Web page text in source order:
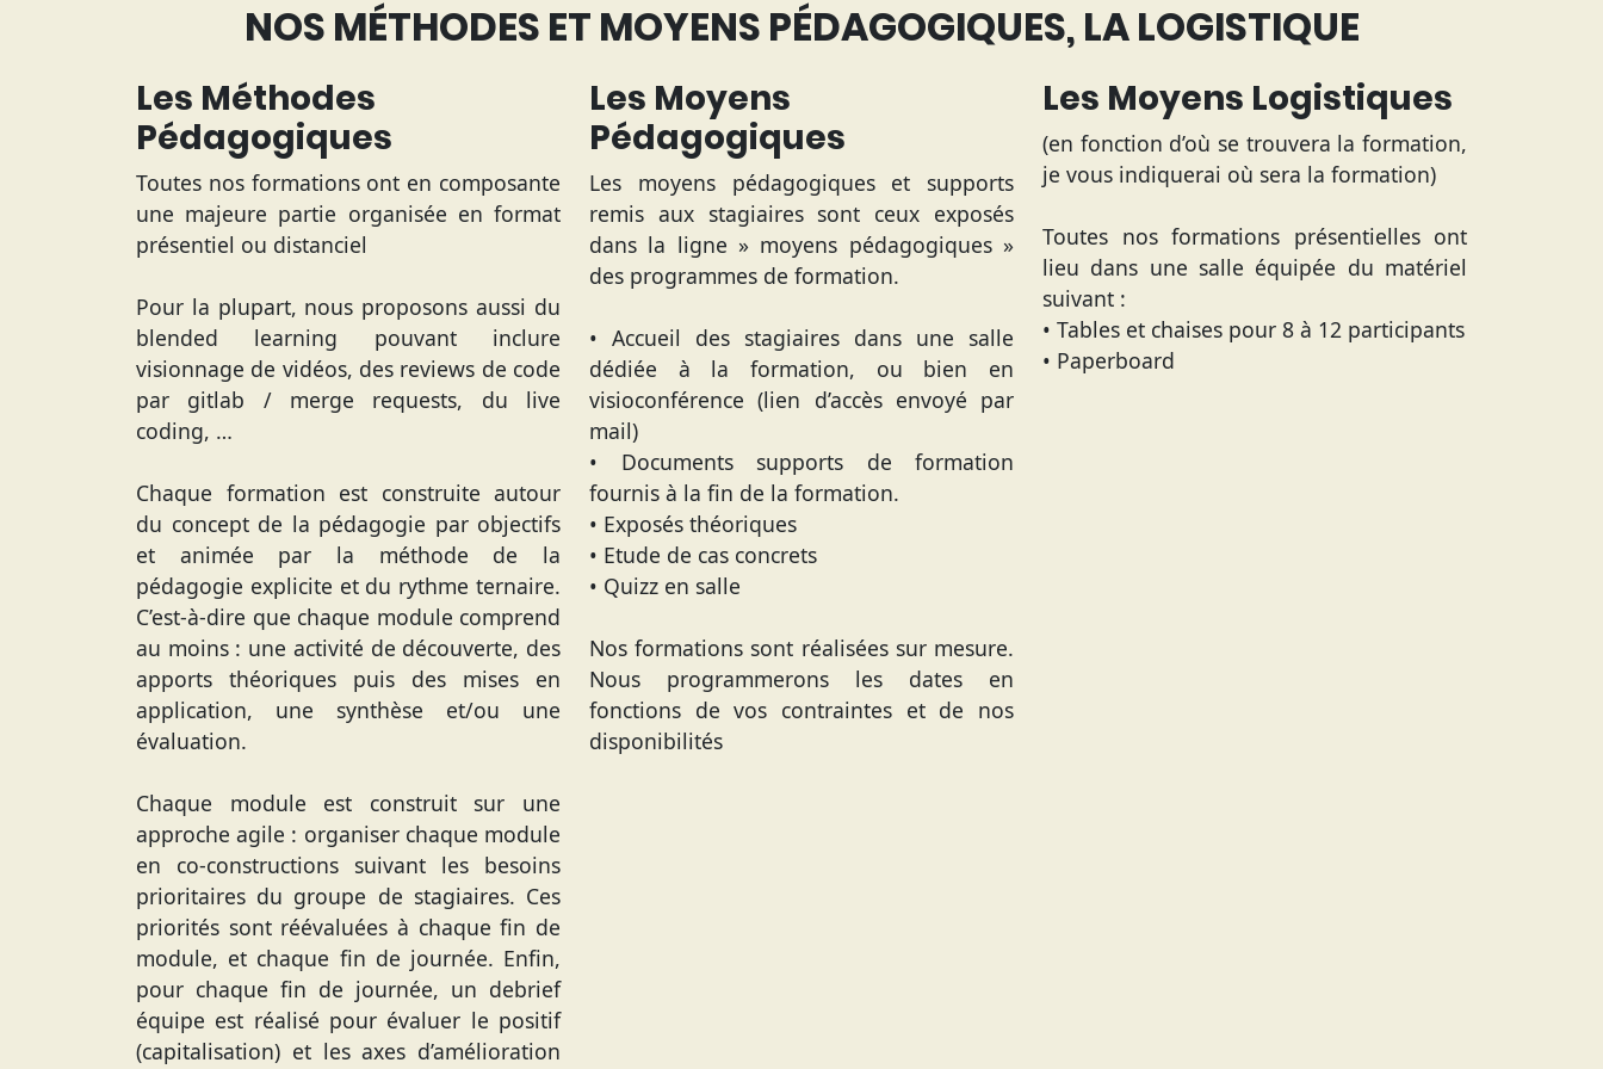
NOS MÉTHODES ET MOYENS PÉDAGOGIQUES, LA LOGISTIQUE
Les Méthodes
Pédagogiques
Toutes nos formations ont en composante
une majeure partie organisée en format
présentiel ou distanciel
Pour la plupart, nous proposons aussi du
blended learning pouvant inclure
visionnage de vidéos, des reviews de code
par gitlab / merge requests, du live
coding, …
Chaque formation est construite autour
du concept de la pédagogie par objectifs
et animée par la méthode de la
pédagogie explicite et du rythme ternaire.
C’est-à-dire que chaque module comprend
au moins : une activité de découverte, des
apports théoriques puis des mises en
application, une synthèse et/ou une
évaluation.
Chaque module est construit sur une
approche agile : organiser chaque module
en co-constructions suivant les besoins
prioritaires du groupe de stagiaires. Ces
priorités sont réévaluées à chaque fin de
module, et chaque fin de journée. Enfin,
pour chaque fin de journée, un debrief
équipe est réalisé pour évaluer le positif
(capitalisation) et les axes d’amélioration
Les Moyens
Pédagogiques
Les moyens pédagogiques et supports
remis aux stagiaires sont ceux exposés
dans la ligne » moyens pédagogiques »
des programmes de formation.
• Accueil des stagiaires dans une salle
dédiée à la formation, ou bien en
visioconférence (lien d’accès envoyé par
mail)
• Documents supports de formation
fournis à la fin de la formation.
• Exposés théoriques
• Etude de cas concrets
• Quizz en salle
Nos formations sont réalisées sur mesure.
Nous programmerons les dates en
fonctions de vos contraintes et de nos
disponibilités
Les Moyens Logistiques
(en fonction d’où se trouvera la formation,
je vous indiquerai où sera la formation)
Toutes nos formations présentielles ont
lieu dans une salle équipée du matériel
suivant :
• Tables et chaises pour 8 à 12 participants
• Paperboard